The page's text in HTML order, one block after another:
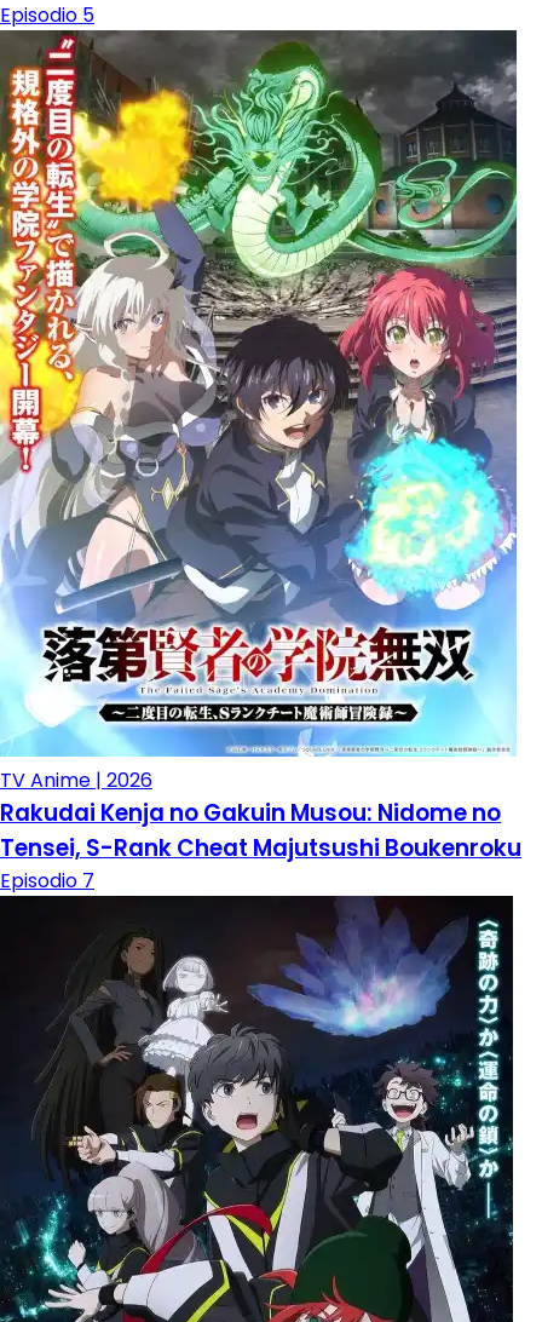
Episodio 5
TV Anime | 2026
Rakudai Kenja no Gakuin Musou: Nidome no
Tensei, S-Rank Cheat Majutsushi Boukenroku
Episodio 7